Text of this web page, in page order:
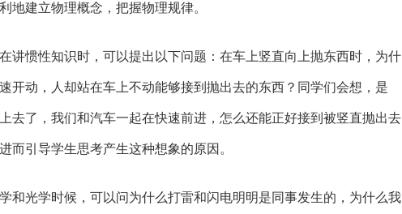
地建立物理概念，把握物理规律。
讲惯性知识时，可以提出以下问题：在车上竖直向上抛东西时，为什
开动，人却站在车上不动能够接到抛出去的东西？同学们会想，是
去了，我们和汽车一起在快速前进，怎么还能正好接到被竖直抛出去
而引导学生思考产生这种想象的原因。
和光学时候，可以问为什么打雷和闪电明明是同事发生的，为什么我